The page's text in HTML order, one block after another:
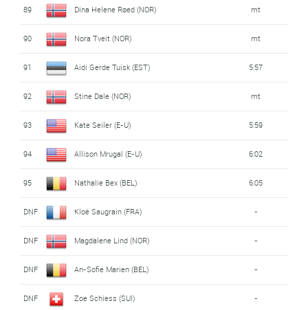
89 Dina Helene Røed (NOR) mt
90 Nora Tveit (NOR) mt
91 Aidi Gerde Tuisk (EST) 5:57
92 Stine Dale (NOR) mt
93 Kate Seiler (E-U) 5:59
94 Allison Mrugal (E-U) 6:02
95 Nathalie Bex (BEL) 6:05
DNF Kloé Saugrain (FRA) -
DNF Magdalene Lind (NOR) -
DNF An-Sofie Marien (BEL) -
DNF Zoe Schiess (SUI) -